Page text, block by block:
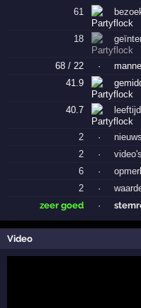
61
18
68 / 22 ·
41.9
40.7 leeftijd
2 ·
2
·
video's
6
·
2
·
zeer goed
·
Video